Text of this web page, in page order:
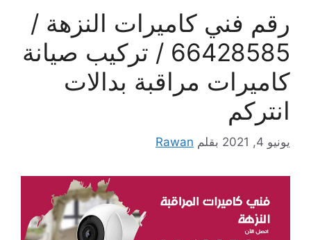
رقم فني كاميرات النزهة /
66428585 / تركيب صيانة
كاميرات مراقبة بدالات
انتركم
يونيو 4, 2021 بقلم Rawan